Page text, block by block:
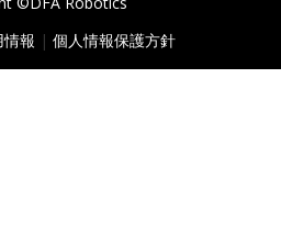
情報 | 個人情報保護方針